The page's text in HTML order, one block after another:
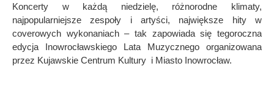
Koncerty w każdą niedzielę, różnorodne klimaty,
najpopularniejsze zespoły i artyści, największe hity w
coverowych wykonaniach – tak zapowiada się tegoroczna
edycja Inowrocławskiego Lata Muzycznego organizowana
przez Kujawskie Centrum Kultury i Miasto Inowrocław.